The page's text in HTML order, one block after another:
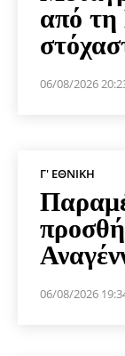
από τη
06/08/2026
Γ' ΕΘΝΙΚΉ
06/08/2026